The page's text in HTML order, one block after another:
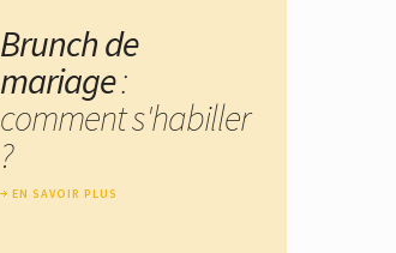
Brunch de
mariage:
comment s'habiller
?
EN SAVOIR PLUS